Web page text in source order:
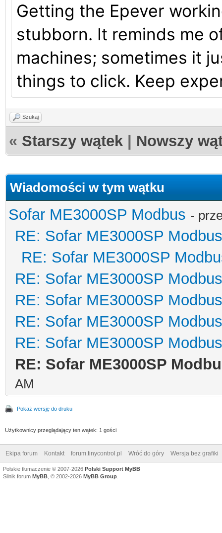
Getting the Epever
stubborn. It reminds me
machines; sometimes it
things to click. Keep
Szukaj
« Starszy wątek Nowszy
Wiadomości w tym wątku
Sofar ME3000SP Modbus -
RE: Sofar ME3000SP Modbus
RE: Sofar ME3000SP
RE: Sofar ME3000SP Modbus
RE: Sofar ME3000SP Modbus
RE: Sofar ME3000SP Modbus
RE: Sofar ME3000SP Modbus
RE: Sofar ME3000SP
AM
Pokaż wersję do druku
Użytkownicy przeglądający ten wątek: 1 gości
Ekipa forum Kontakt forum.tinycontrol.pl Wróć do góry Wersja bez grafiki
Polskie tłumaczenie © 2007-2026 Polski Support MyBB
Silnik forum MyBB , © 2002-2026 MyBB Group